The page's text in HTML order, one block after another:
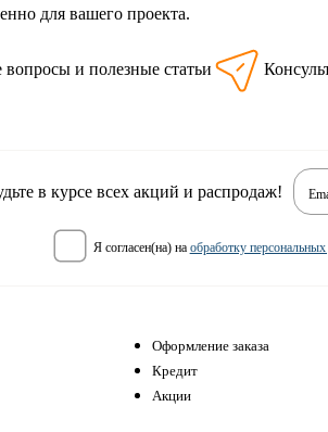
для вашего проекта.
вопросы и полезные статьи
в курсе всех акций и распродаж!
я согласен(на) на обработку
Оформление заказа
Кредит
Акции